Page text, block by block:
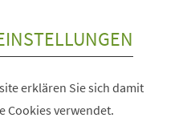
erklären Sie sich damit
Cookies verwendet.